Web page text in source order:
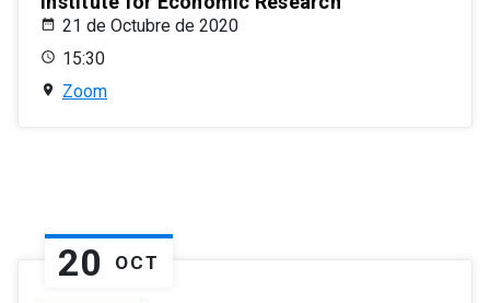
21 de Octubre de 2020
15:30
Zoom
20 OCT